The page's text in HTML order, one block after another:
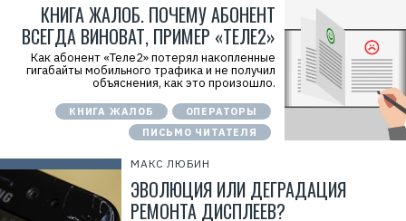
КНИГА ЖАЛОБ. ПОЧЕМУ АБОНЕНТ
ВСЕГДА ВИНОВАТ, ПРИМЕР «ТЕЛЕ2»
Как абонент «Теле2» потерял накопленные
гигабайты мобильного трафика и не получил
объяснения, как это произошло.
КНИГА ЖАЛОБ
ОПЕРАТОРЫ
ПИСЬМО ЧИТАТЕЛЯ
МАКС ЛЮБИН
ЭВОЛЮЦИЯ ИЛИ ДЕГРАДАЦИЯ
РЕМОНТА ДИСПЛЕЕВ?